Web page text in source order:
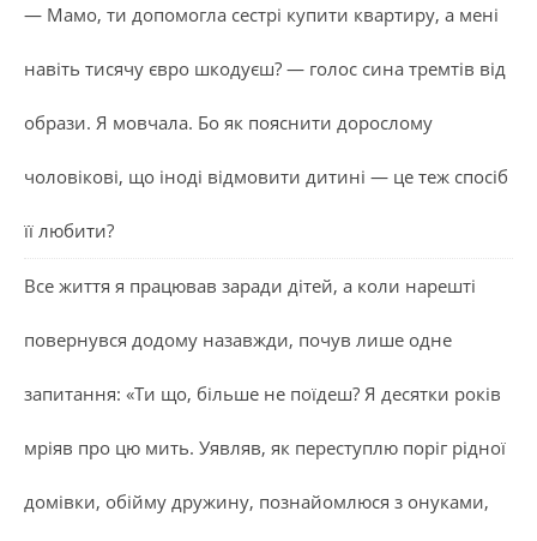
— Мамо, ти допомогла сестрі купити квартиру, а мені
навіть тисячу євро шкодуєш? — голос сина тремтів від
образи. Я мовчала. Бо як пояснити дорослому
чоловікові, що іноді відмовити дитині — це теж спосіб
її любити?
Все життя я працював заради дітей, а коли нарешті
повернувся додому назавжди, почув лише одне
запитання: «Ти що, більше не поїдеш? Я десятки років
мріяв про цю мить. Уявляв, як переступлю поріг рідної
домівки, обійму дружину, познайомлюся з онуками,